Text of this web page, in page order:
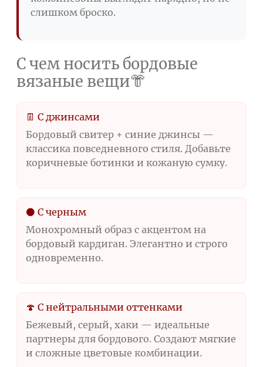
слишком броско.
С чем носить бордовые
вязаные вещи👘
👖 С джинсами
Бордовый свитер + синие джинсы —
классика повседневного стиля. Добавьте
коричневые ботинки и кожаную сумку.
⚫ С черным
Монохромный образ с акцентом на
бордовый кардиган. Элегантно и строго
одновременно.
🍄 С нейтральными оттенками
Бежевый, серый, хаки — идеальные
партнеры для бордового. Создают мягкие
и сложные цветовые комбинации.